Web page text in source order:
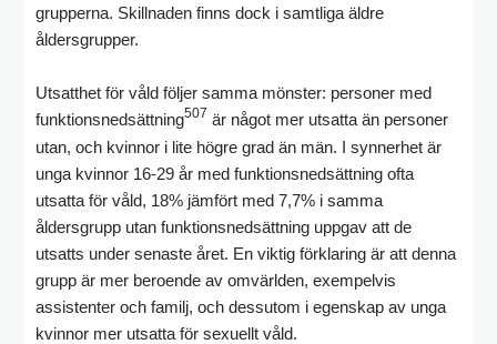
grupperna. Skillnaden finns dock i samtliga äldre
åldersgrupper.
Utsatthet för våld följer samma mönster: personer med
funktionsnedsättning507 är något mer utsatta än personer
utan, och kvinnor i lite högre grad än män. I synnerhet är
unga kvinnor 16-29 år med funktionsnedsättning ofta
utsatta för våld, 18% jämfört med 7,7% i samma
åldersgrupp utan funktionsnedsättning uppgav att de
utsatts under senaste året. En viktig förklaring är att denna
grupp är mer beroende av omvärlden, exempelvis
assistenter och familj, och dessutom i egenskap av unga
kvinnor mer utsatta för sexuellt våld.